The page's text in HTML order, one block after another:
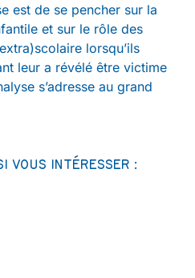
est de se pencher sur la
et sur le rôle des
lorsqu’ils
leur a révélé être victime
s’adresse au grand
VOUS INTÉRESSER :